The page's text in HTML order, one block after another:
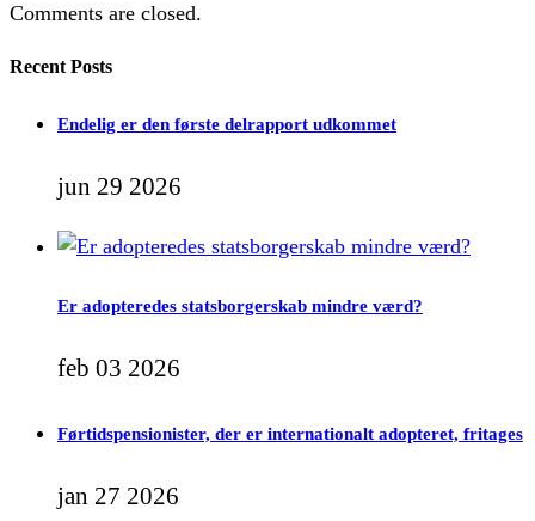
Comments are closed.
Recent Posts
Endelig er den første delrapport udkommet
jun 29 2026
Er adopteredes statsborgerskab mindre værd?
feb 03 2026
Førtidspensionister, der er internationalt adopteret, fritages
jan 27 2026